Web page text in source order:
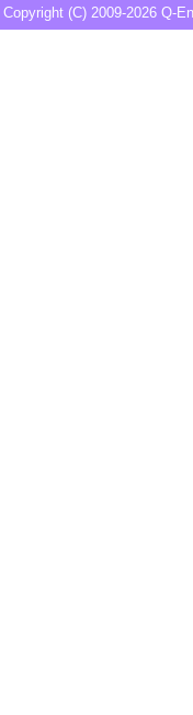
Copyright (C) 2009-2026 Q-